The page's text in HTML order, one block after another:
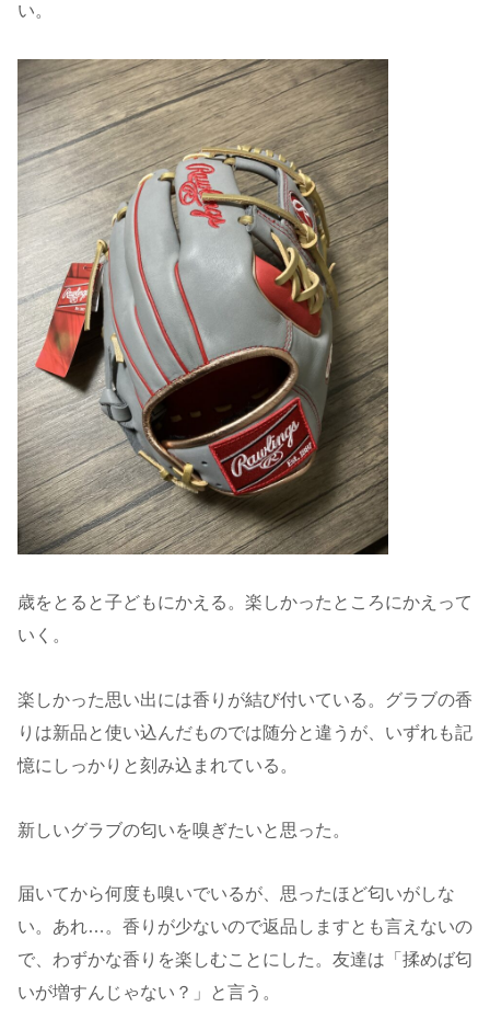
い。
歳をとると子どもにかえる。楽しかったところにかえって
いく。
楽しかった思い出には香りが結び付いている。グラブの香
りは新品と使い込んだものでは随分と違うが、いずれも記
憶にしっかりと刻み込まれている。
新しいグラブの匂いを嗅ぎたいと思った。
届いてから何度も嗅いでいるが、思ったほど匂いがしな
い。あれ…。香りが少ないので返品しますとも言えないの
で、わずかな香りを楽しむことにした。友達は「揉めば匂
いが増すんじゃない？」と言う。